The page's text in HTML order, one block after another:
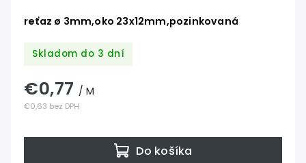
reťaz ø 3mm,oko 23x12mm,pozinkovaná
Skladom do 3 dní
€0,63 bez DPH
€0,77 / M
Do košíka